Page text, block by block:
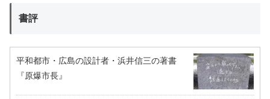
書評
平和都市・広島の設計者・浜井信三の著書
『原爆市長』